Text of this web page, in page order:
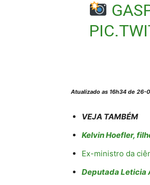
Atualizado as 16h34 de 26-
VEJA TAMBÉM
Kelvin Hoefler,
Ex-ministro da
Deputada Leticia